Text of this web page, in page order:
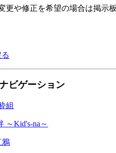
更や修正を希望の場合は掲示
ビゲーション
組
～Kid's-na～
鴉